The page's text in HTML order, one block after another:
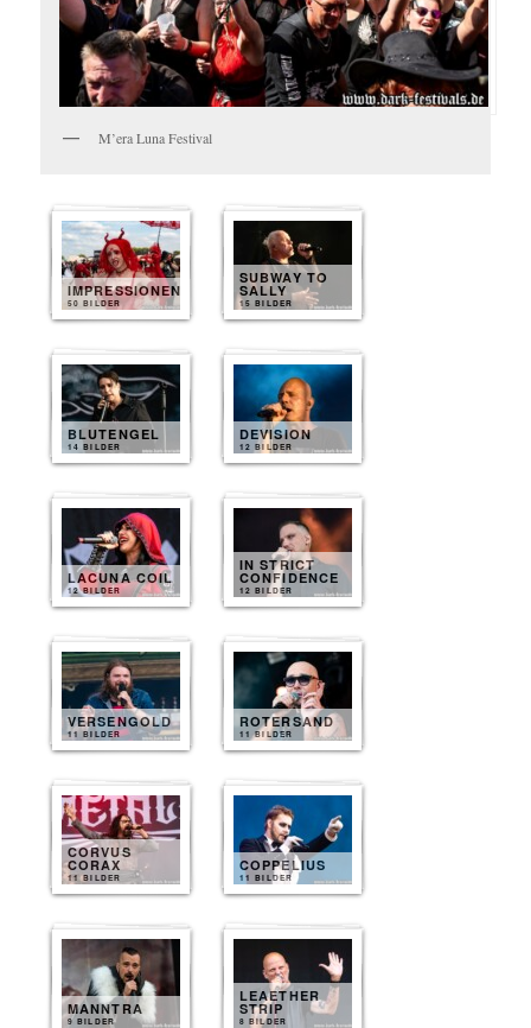
M’era Luna Festival
IMPRESSIONEN
50 BILDER
SUBWAY TO
SALLY
15 BILDER
BLUTENGEL
14 BILDER
DEVISION
12 BILDER
LACUNA COIL
12 BILDER
IN STRICT
CONFIDENCE
12 BILDER
VERSENGOLD
11 BILDER
ROTERSAND
11 BILDER
CORVUS
CORAX
11 BILDER
COPPELIUS
11 BILDER
MANNTRA
9 BILDER
LEAETHER
STRIP
8 BILDER